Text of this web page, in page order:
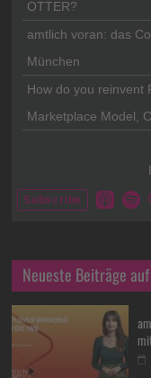
Neueste Beiträge auf